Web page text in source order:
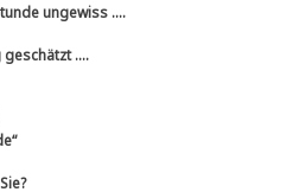
ungewiss ....
....